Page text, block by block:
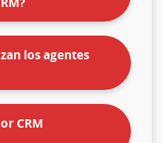
los agentes
CRM